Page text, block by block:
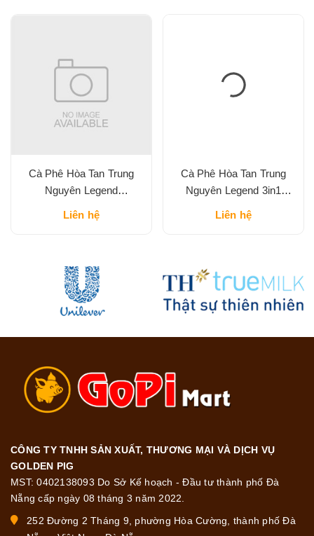
Cà Phê Hòa Tan Trung
Nguyên Legend
Liên hệ
Cà Phê Hòa Tan Trung
Nguyên Legend 3in1
Liên hệ
CÔNG TY TNHH SẢN XUẤT, THƯƠNG MẠI VÀ DỊCH VỤ
GOLDEN PIG
MST: 0402138093 Do Sở Kế hoạch - Đầu tư thành phố Đà
Nẵng cấp ngày 08 tháng 3 năm 2022.
252 Đường 2 Tháng 9, phường Hòa Cường, thành phố Đà